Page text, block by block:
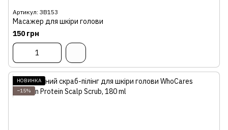
Артикул: ЗВ153
Масажер для шкіри голови
150 грн
НОВИНКА
−15%